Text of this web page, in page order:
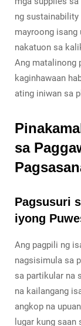
ng
mayroong isang
nakatuon sa
Ang matalinong
kaginhawaan
ating iniwan sa
sa
Pagsusuri
iyong
Ang pagpili ng
nagsisimula sa
sa partikular na
na kailangang
angkop na
lugar kung